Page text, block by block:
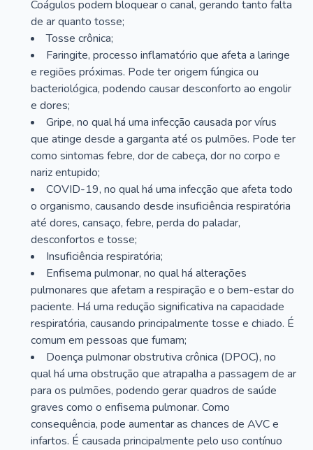
Coágulos podem bloquear o canal, gerando tanto falta
de ar quanto tosse;
Tosse crônica;
Faringite, processo inflamatório que afeta a laringe
e regiões próximas. Pode ter origem fúngica ou
bacteriológica, podendo causar desconforto ao engolir
e dores;
Gripe, no qual há uma infecção causada por vírus
que atinge desde a garganta até os pulmões. Pode ter
como sintomas febre, dor de cabeça, dor no corpo e
nariz entupido;
COVID-19, no qual há uma infecção que afeta todo
o organismo, causando desde insuficiência respiratória
até dores, cansaço, febre, perda do paladar,
desconfortos e tosse;
Insuficiência respiratória;
Enfisema pulmonar, no qual há alterações
pulmonares que afetam a respiração e o bem-estar do
paciente. Há uma redução significativa na capacidade
respiratória, causando principalmente tosse e chiado. É
comum em pessoas que fumam;
Doença pulmonar obstrutiva crônica (DPOC), no
qual há uma obstrução que atrapalha a passagem de ar
para os pulmões, podendo gerar quadros de saúde
graves como o enfisema pulmonar. Como
consequência, pode aumentar as chances de AVC e
infartos. É causada principalmente pelo uso contínuo